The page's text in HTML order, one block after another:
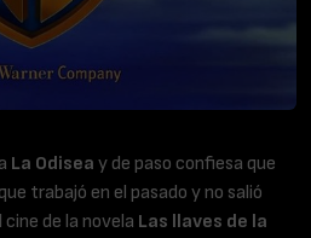
La Odisea y de paso confiesa que
trabajó en el pasado y no salió
de la novela Las llaves de la